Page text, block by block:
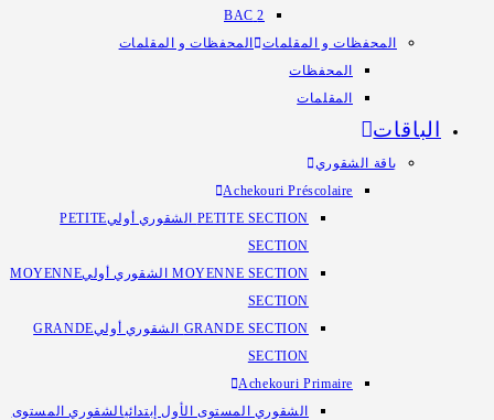
2 BAC
المحفظات و المقلمات
المحفظات و المقلمات
المحفظات
المقلمات
الباقات
باقة الشقوري
Achekouri Préscolaire
PETITE SECTION الشقوري أولي
PETITE
SECTION
MOYENNE SECTION الشقوري أولي
MOYENNE
SECTION
GRANDE SECTION الشقوري أولي
GRANDE
SECTION
Achekouri Primaire
الشقوري المستوى الأول إبتدائيالشقوري المستوى